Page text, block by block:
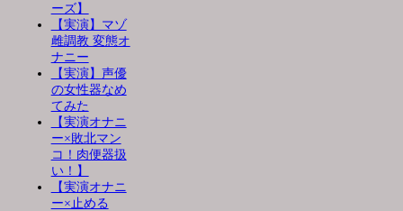
ーズ】
【実演】マゾ
雌調教 変態オ
ナニー
【実演】声優
の女性器なめ
てみた
【実演オナニ
ー×敗北マン
コ！肉便器扱
い！】
【実演オナニ
ー×止める